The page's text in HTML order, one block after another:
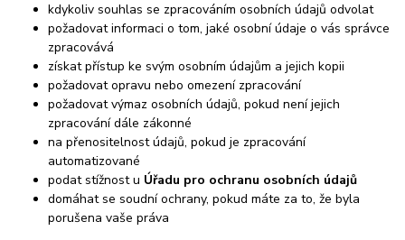
kdykoliv souhlas se zpracováním osobních údajů odvolat
požadovat informaci o tom, jaké osobní údaje o vás správce
zpracovává
získat přístup ke svým osobním údajům a jejich kopii
požadovat opravu nebo omezení zpracování
požadovat výmaz osobních údajů, pokud není jejich
zpracování dále zákonné
na přenositelnost údajů, pokud je zpracování
automatizované
podat stížnost u Úřadu pro ochranu osobních údajů
domáhat se soudní ochrany, pokud máte za to, že byla
porušena vaše práva